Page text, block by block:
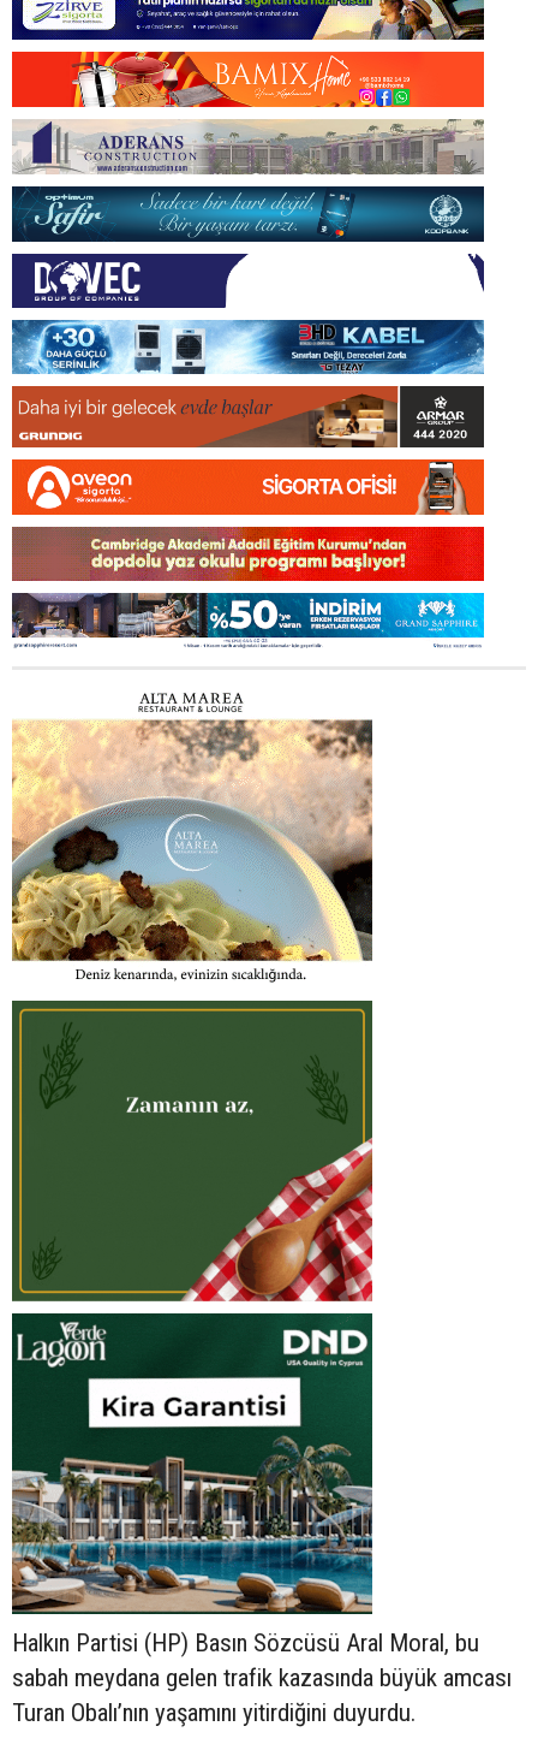
Halkın Partisi (HP) Basın Sözcüsü Aral Moral, bu
sabah meydana gelen trafik kazasında büyük amcası
Turan Obalı’nın yaşamını yitirdiğini duyurdu.